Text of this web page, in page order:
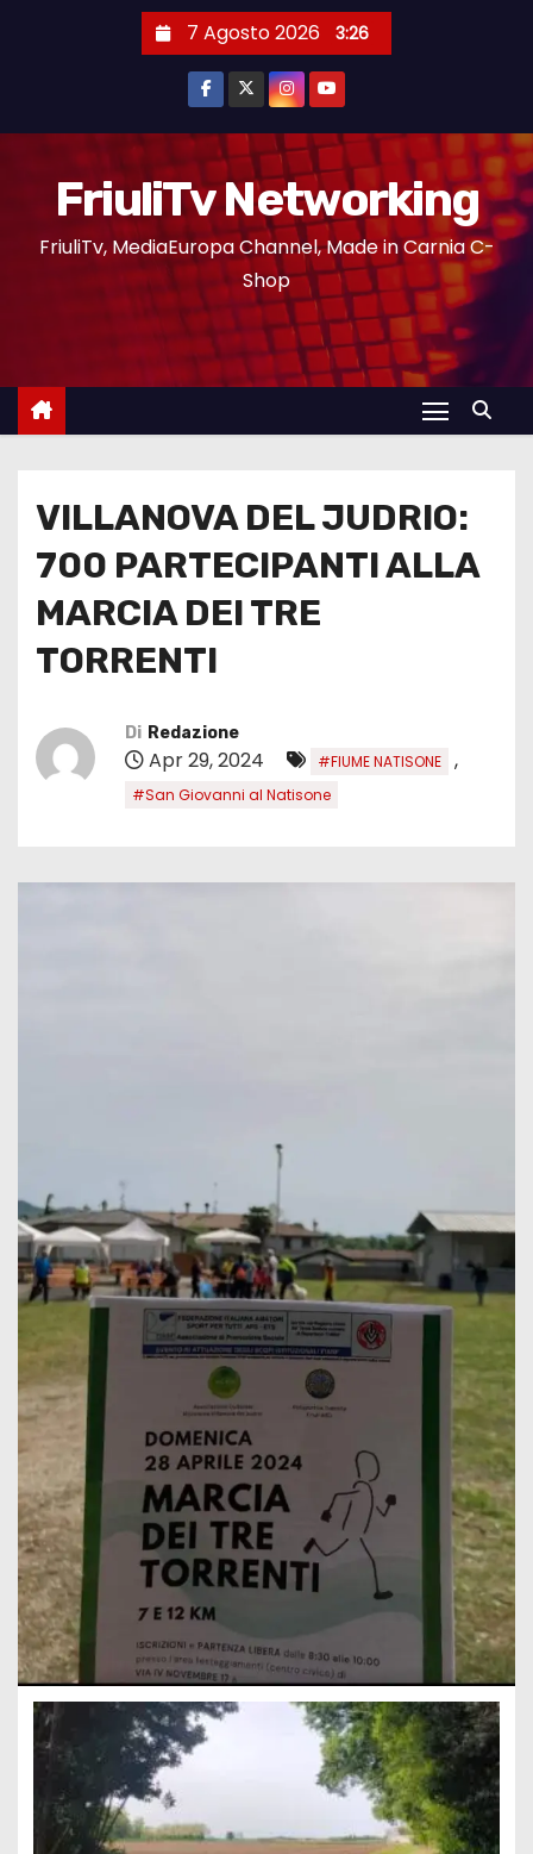
7 Agosto 2026 3:26
FriuliTv Networking
FriuliTv, MediaEuropa Channel, Made in Carnia C-
Shop
VILLANOVA DEL JUDRIO:
700 PARTECIPANTI ALLA
MARCIA DEI TRE
TORRENTI
Di Redazione
Apr 29, 2024 #FIUME NATISONE ,
#San Giovanni al Natisone